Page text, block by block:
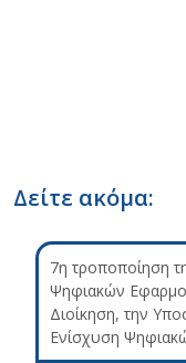
Δείτε ακόμα:
7η τροποποίηση
Ψηφιακών
Διοίκηση, την
Ενίσχυση